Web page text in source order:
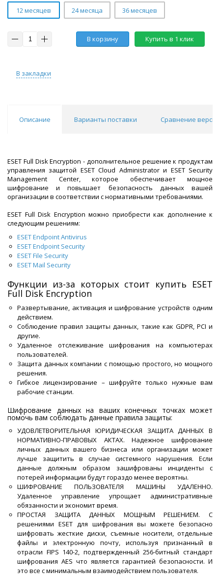
12 месяцев
24 месяца 36 месяцев
В корзину Купить в 1 клик
В закладки
Описание Варианты поставки Сравнение версий
ESET Full Disk Encryption - дополнительное решение к продуктам
управления защитой ESET Cloud Administrator и ESET Security
Management Center, которое обеспечивает мощное
шифрование и повышает безопасность данных вашей
организации в соответствии с нормативными требованиями.
ESET Full Disk Encryption можно приобрести как дополнение к
следующим решениям:
ESET Endpoint Antivirus
ESET Endpoint Security
ESET File Security
ESET Mail Security
Функции из-за которых стоит купить ESET
Full Disk Encryption
Развертывание, активация и шифрование устройств одним
действием.
Соблюдение правил защиты данных, такие как GDPR, PCI и
другие.
Удаленное отслеживание шифрования на компьютерах
пользователей.
Защита данных компании с помощью простого, но мощного
решения.
Гибкое лицензирование – шифруйте только нужные вам
рабочие станции.
Шифрование данных на ваших конечных точках может
помочь вам соблюдать данные правила защиты:
УДОВЛЕТВОРИТЕЛЬНАЯ ЮРИДИЧЕСКАЯ ЗАЩИТА ДАННЫХ В
НОРМАТИВНО-ПРАВОВЫХ АКТАХ. Надежное шифрование
личных данных вашего бизнеса или организации может
лучше защитить в случае системного нарушения. Если
данные должным образом зашифрованы инциденты с
потерей информации будут гораздо менее вероятны.
ШИФРОВАНИЕ ПОЛЬЗОВАТЕЛЯ МАШИНЫ УДАЛЕННО.
Удаленное управление упрощает административные
обязанности и экономит время.
ПРОСТАЯ ЗАЩИТА ДАННЫХ МОЩНЫМ РЕШЕНИЕМ. С
решениями ESET для шифрования вы можете безопасно
шифровать жесткие диски, съемные носители, отдельные
файлы и электронную почту, используя признанный в
отрасли FIPS 140-2, подтвержденный 256-битный стандарт
шифрования AES что является гарантией безопасности. И
это все с минимальным взаимодействием пользователя.